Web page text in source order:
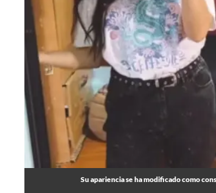
Su apariencia se ha modificado como